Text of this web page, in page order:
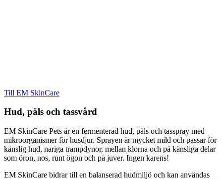
Till EM SkinCare
Hud, päls och tassvård
EM SkinCare Pets är en fermenterad hud, päls och tasspray med
mikroorganismer för husdjur. Sprayen är mycket mild och passar för
känslig hud, nariga trampdynor, mellan klorna och på känsliga delar
som öron, nos, runt ögon och på juver. Ingen karens!
EM SkinCare bidrar till en balanserad hudmiljö och kan användas